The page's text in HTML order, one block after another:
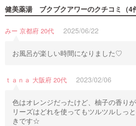
健美薬湯 ブクブクアワーのクチコミ（4
みー 京都府 20代 2025/06/22
お風呂が楽しい時間になりました♡
ｔａｎａ 大阪府 20代 2023/02/06
色はオレンジだったけど、柚子の香り
リーズはどれを使ってもツルツルしっ
きです☆